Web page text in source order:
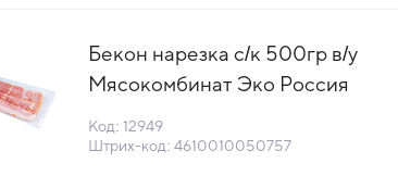
Бекон нарезка с/к 500гр в/у
Мясокомбинат Эко Россия
Код: 12949
Штрих-код: 4610010050757